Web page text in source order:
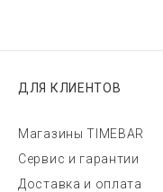
ДЛЯ КЛИЕНТОВ
Магазины TIMEBAR
Сервис и гарантии
Доставка и оплата